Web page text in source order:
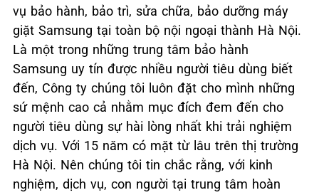
vụ bảo hành, bảo trì, sửa chữa, bảo dưỡng máy
giặt Samsung tại toàn bộ nội ngoại thành Hà Nội.
Là một trong những trung tâm bảo hành
Samsung uy tín được nhiều người tiêu dùng biết
đến, Công ty chúng tôi luôn đặt cho mình những
sứ mệnh cao cả nhằm mục đích đem đến cho
người tiêu dùng sự hài lòng nhất khi trải nghiệm
dịch vụ. Với 15 năm có mặt từ lâu trên thị trường
Hà Nội. Nên chúng tôi tin chắc rằng, với kinh
nghiệm, dịch vụ, con người tại trung tâm hoàn